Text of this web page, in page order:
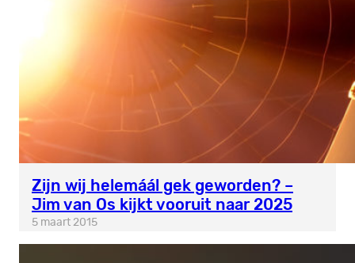
Zijn wij helemáál gek geworden? –
Jim van Os kijkt vooruit naar 2025
5 maart 2015